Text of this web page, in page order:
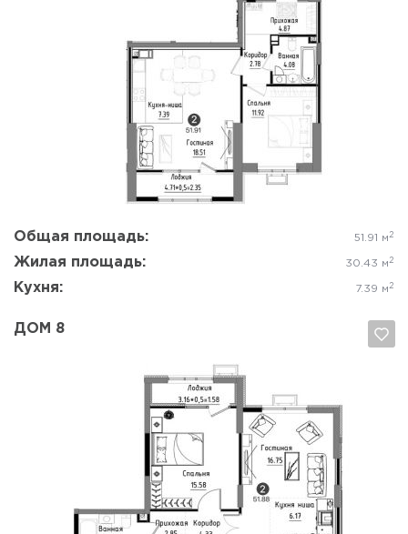
Общая площадь: 51.91 м 2
Жилая площадь: 30.43 м 2
Кухня: 7.39 м 2
Да, удалить Отмена
ДОМ 8
Да, удалить